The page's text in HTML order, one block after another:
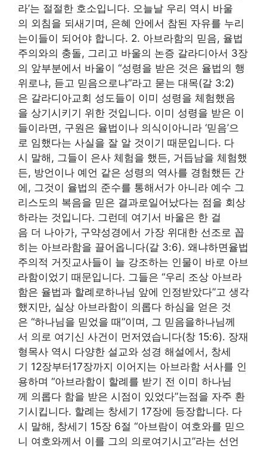
라’는 절절한 호소입니다. 오늘날 우리 역시 바울
의 외침을 되새기며, 은혜 안에서 참된 자유를 누리
는이들이 되어야 합니다. 2. 아브라함의 믿음, 율법
주의와의 충돌, 그리고 바울의 논증 갈라디아서 3장
의 앞부분에서 바울이 “성령을 받은 것은 율법의 행
위로냐, 듣고 믿음으로냐”라고 묻는 대목(갈 3:2)
은 갈라디아교회 성도들이 이미 성령을 체험했음
을 상기시키기 위한 것입니다. 이미 성령을 받은 이
들이라면, 구원은 율법이나 의식이아니라 ‘믿음’으
로 임했다는 사실을 잘 알 것이기 때문입니다. 다
시 말해, 그들이 은사 체험을 했든, 거듭남을 체험했
든, 방언이나 예언 같은 성령의 역사를 경험했든 간
에, 그것이 율법의 준수를 통해서가 아니라 예수 그
리스도의 복음을 믿은 결과로일어났다는 점을 회상
하라는 것입니다. 그런데 여기서 바울은 한 걸
음 더 나아가, 구약성경에서 가장 위대한 선조로 꼽
히는 아브라함을 끌어옵니다(갈 3:6). 왜냐하면율법
주의적 거짓교사들이 늘 강조하는 인물이 바로 아브
라함이었기 때문입니다. 그들은 “우리 조상 아브라
함은 율법과 할례로하나님 앞에 인정받았다”고 생각
했지만, 실상 아브라함이 의롭다 하심을 얻은 것
은 “하나님을 믿었을 때”이며, 그 믿음을하나님께
서 의로 여기신 사건이 먼저였습니다(창 15:6). 장재
형목사 역시 다양한 설교와 성경 해설에서, 창세
기 12장부터17장까지 이어지는 아브라함 서사를 인
용하며 “아브라함이 할례를 받기 전 이미 하나님
께 의롭다 함을 받은 시점이 있었다”는점을 자주 환
기시킵니다. 할례는 창세기 17장에 등장합니다. 다
시 말해, 창세기 15장 6절 “아브람이 여호와를 믿으
니 여호와께서 이를 그의 의로여기시고”라는 선언